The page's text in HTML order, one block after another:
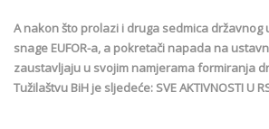
A nakon što prolazi i druga sedmica
snage EUFOR-a, a pokretači napada na
zaustavljaju u svojim namjerama formiranja
Tužilaštvu BiH je sljedeće: SVE AKTIVNOSTI U